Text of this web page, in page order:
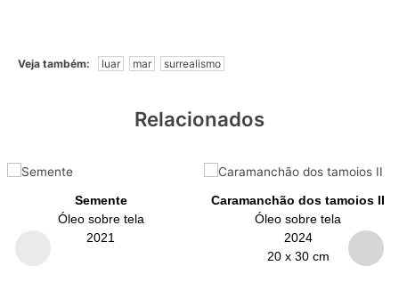
Veja também: luar mar surrealismo
Relacionados
Semente
Óleo sobre tela
2021
Caramanchão dos tamoios II
Óleo sobre tela
2024
20 x 30 cm